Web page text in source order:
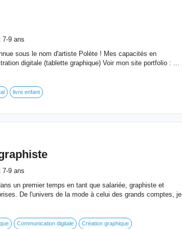
7-9 ans
sous le nom d'artiste Polète ! Mes capacités en
digitale (tablette graphique) Voir mon site portfolio : ...
livre enfant
7-9 ans
un premier temps en tant que salariée, graphiste et
De l'univers de la mode à celui des grands comptes, je
Communication digitale Création graphique